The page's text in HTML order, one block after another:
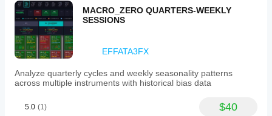
หยุดบอทระหว่างทาง ตำแหน่งเปิดทั้งหมดจะถูกจัดการ
เหมือนกับว่าไม่เคยหยุด
ถ้าจำเป็น ผมจะแนะนำวิธีติดตั้งบอทให้คุณ
เพื่อให้การทดสอบย้อนหลังทำงานได้ถูกต้อง จำเป็นต้อง
MACRO_ZERO QUARTERS-WEEKLY
SESSIONS
EFFATA3FX
Analyze quarterly cycles and weekly seasonality patterns
across multiple instruments with historical bias data
5.0 (1) $40